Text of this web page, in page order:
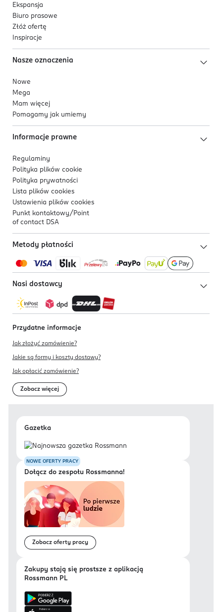
Ekspansja
Biuro prasowe
Złóż ofertę
Inspiracje
Nasze oznaczenia
Nowe
Mega
Mam więcej
Pomagamy jak umiemy
Informacje prawne
Regulaminy
Polityka plików cookie
Polityka prywatności
Lista plików cookies
Ustawienia plików cookies
Punkt kontaktowy/ Point
of contact DSA
Metody płatności
Nasi dostawcy
Przydatne informacje
Jak złożyć zamówienie?
Jakie są formy i koszty dostawy?
Jak opłacić zamówienie?
Zobacz więcej
Gazetka
NOWE OFERTY PRACY
Dołącz do zespołu Rossmanna!
Zobacz oferty pracy
Zakupy stają się prostsze z aplikacją
Rossmann PL